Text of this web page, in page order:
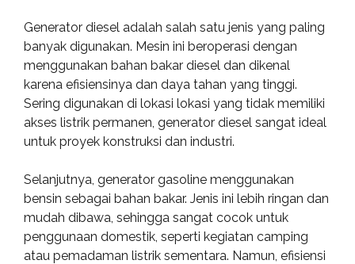
Generator diesel adalah salah satu jenis yang paling
banyak digunakan. Mesin ini beroperasi dengan
menggunakan bahan bakar diesel dan dikenal
karena efisiensinya dan daya tahan yang tinggi.
Sering digunakan di lokasi lokasi yang tidak memiliki
akses listrik permanen, generator diesel sangat ideal
untuk proyek konstruksi dan industri.
Selanjutnya, generator gasoline menggunakan
bensin sebagai bahan bakar. Jenis ini lebih ringan dan
mudah dibawa, sehingga sangat cocok untuk
penggunaan domestik, seperti kegiatan camping
atau pemadaman listrik sementara. Namun, efisiensi